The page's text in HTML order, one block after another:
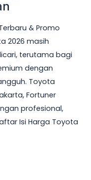
& Promo
2026 masih
terutama bagi
dengan
Toyota
Fortuner
profesional,
Isi Harga Toyota